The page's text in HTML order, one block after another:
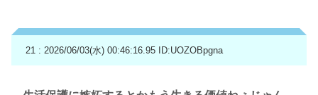
21 : 2026/06/03(水) 00:46:16.95 ID:UOZOBpgna